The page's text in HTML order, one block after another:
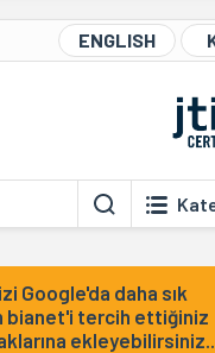
ENGLISH
Google'da daha sık
bianet'i tercih ettiğiniz